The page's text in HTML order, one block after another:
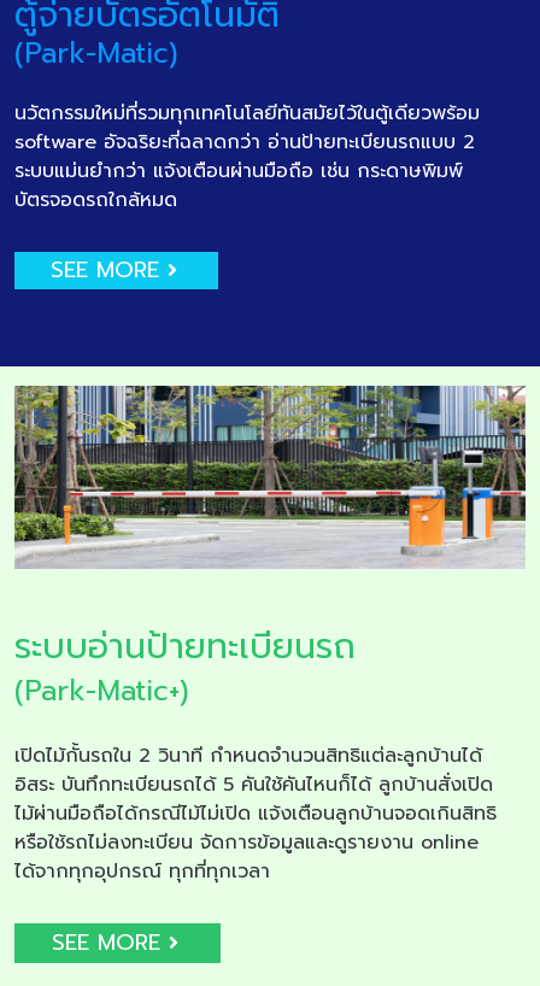
ตู้จ่ายบัตรอัตโนมัติ
(Park-Matic)
นวัตกรรมใหม่ที่รวมทุกเทคโนโลยีทันสมัยไว้ในตู้เดียวพร้อม
software อัจฉริยะที่ฉลาดกว่า อ่านป้ายทะเบียนรถแบบ 2
ระบบแม่นยำกว่า แจ้งเตือนผ่านมือถือ เช่น กระดาษพิมพ์
บัตรจอดรถใกล้หมด
SEE MORE
ระบบอ่านป้ายทะเบียนรถ
(Park-Matic+)
เปิดไม้กั้นรถใน 2 วินาที กำหนดจำนวนสิทธิแต่ละลูกบ้านได้
อิสระ บันทึกทะเบียนรถได้ 5 คันใช้คันไหนก็ได้ ลูกบ้านสั่งเปิด
ไม้ผ่านมือถือได้กรณีไม้ไม่เปิด แจ้งเตือนลูกบ้านจอดเกินสิทธิ
หรือใช้รถไม่ลงทะเบียน จัดการข้อมูลและดูรายงาน online
ได้จากทุกอุปกรณ์ ทุกที่ทุกเวลา
SEE MORE